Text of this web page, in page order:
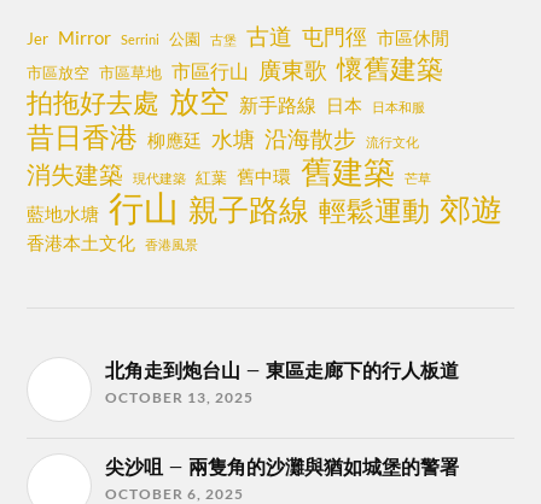
Jer Mirror Serrini 公園 古堡 古道 屯門徑 市區休閒
市區放空 市區草地 市區行山 廣東歌 懷舊建築
拍拖好去處 放空 新手路線 日本 日本和服
昔日香港 柳應廷 水塘 沿海散步 流行文化
消失建築 現代建築 紅葉 舊中環 舊建築 芒草
藍地水塘 行山 親子路線 輕鬆運動 郊遊
香港本土文化 香港風景
北角走到炮台山 – 東區走廊下的行人板道
OCTOBER 13, 2025
尖沙咀 – 兩隻角的沙灘與猶如城堡的警署
OCTOBER 6, 2025